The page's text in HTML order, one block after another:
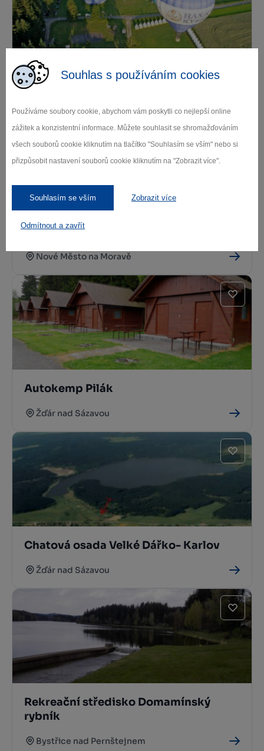
Souhlas s používáním cookies
Používáme soubory cookie, abychom vám poskytli co nejlepší online
zážitek a konzistentní informace. Můžete souhlasit se shromažďováním
všech souborů cookie kliknutím na tlačítko "Souhlasím se vším" nebo si
přizpůsobit nastavení souborů cookie kliknutím na "Zobrazit více".
Souhlasím se vším Zobrazit více
Odmítnout a zavřít
Veřejné tábořiště Medlov
Autokemp Sykovec
Nové Město na Moravě
Autokemp Pilák
Žďár nad Sázavou
Chatová osada Velké Dářko- Karlov
Žďár nad Sázavou
Rekreační středisko Domamínský
rybník
Bystřice nad Pernštejnem